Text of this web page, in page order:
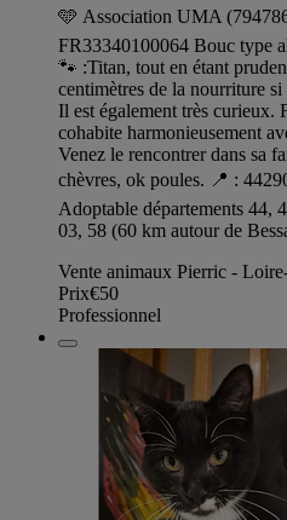
🩵 Association UMA
FR33340100064 Bouc type
🐾 :Titan, tout en étant
centimètres de la nourriture
Il est également très curieux.
cohabite harmonieusement
Venez le rencontrer dans sa
chèvres, ok poules. 📍 :
Adoptable départements 44,
03, 58 (60 km autour de
Vente animaux Pierric -
Prix€50
Professionnel